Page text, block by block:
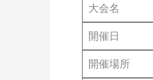
大会名
開催日
開催場所